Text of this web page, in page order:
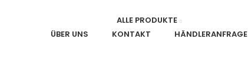
ALLE PRODUKTE
ÜBER UNS
KONTAKT HÄNDLERANFRAGE